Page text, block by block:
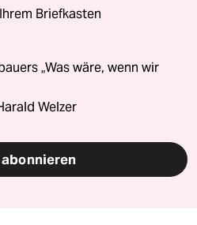
Briefkasten
„Was wäre, wenn wir
Welzer